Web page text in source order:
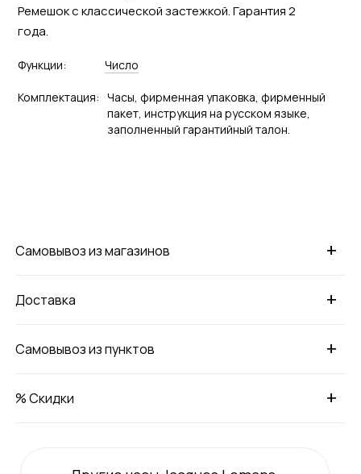
Ремешок с классической застежкой. Гарантия 2
года.
Функции: Число
Комплектация: Часы, фирменная упаковка, фирменный
пакет, инструкция на русском языке,
заполненный гарантийный талон.
+
Самовывоз из магазинов
+
Доставка
+
Самовывоз из пунктов
+
% Скидки